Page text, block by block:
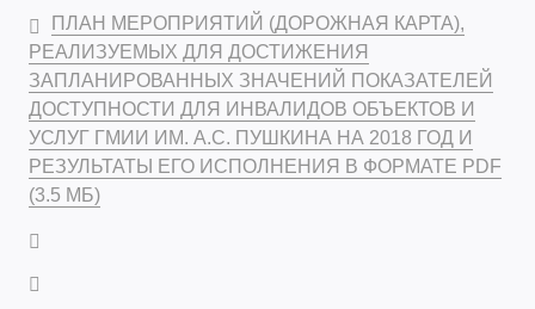
ПЛАН МЕРОПРИЯТИЙ (ДОРОЖНАЯ КАРТА),
РЕАЛИЗУЕМЫХ ДЛЯ ДОСТИЖЕНИЯ
ЗАПЛАНИРОВАННЫХ ЗНАЧЕНИЙ ПОКАЗАТЕЛЕЙ
ДОСТУПНОСТИ ДЛЯ ИНВАЛИДОВ ОБЪЕКТОВ И
УСЛУГ ГМИИ ИМ. А.С. ПУШКИНА НА 2018 ГОД И
РЕЗУЛЬТАТЫ ЕГО ИСПОЛНЕНИЯ В ФОРМАТЕ PDF
(3.5 МБ)